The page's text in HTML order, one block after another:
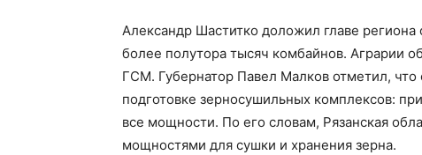
Александр Шаститко доложил главе
более полутора тысяч комбайнов. Аграрии
ГСМ. Губернатор Павел Малков отметил,
подготовке зерносушильных комплексов:
все мощности. По его словам, Рязанская
мощностями для сушки и хранения зерна.